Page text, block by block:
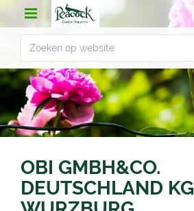
r
n
t
OBI GMBH&CO.
DEUTSCHLAND